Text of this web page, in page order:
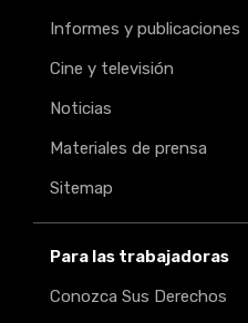
Informes y publicaciones
Cine y televisión
Noticias
Materiales de prensa
Sitemap
Para las trabajadoras
Conozca Sus Derechos